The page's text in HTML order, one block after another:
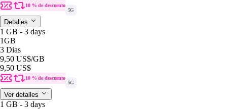
10 % de descuento
5G
Detalles
1 GB - 3 days
1GB
3 Dias
9,50 US$/GB
9,50 US$
10 % de descuento
5G
Ver detalles
1 GB - 3 days